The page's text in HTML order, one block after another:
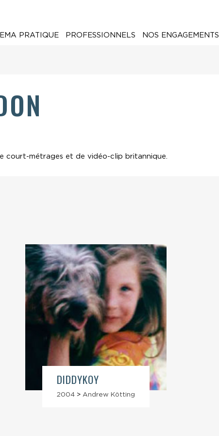
PRATIQUE PROFESSIONNELS NOS ENGAGEMENTS
court-métrages et de vidéo-clip britannique.
DIDDYKOY
2004> Andrew Kötting